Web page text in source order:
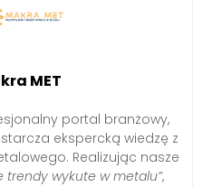
MET
portal branżowy,
ekspercką wiedzę z
Realizując nasze
trendy wykute w metalu”,